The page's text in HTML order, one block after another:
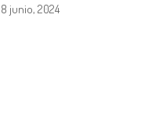
junio, 2024